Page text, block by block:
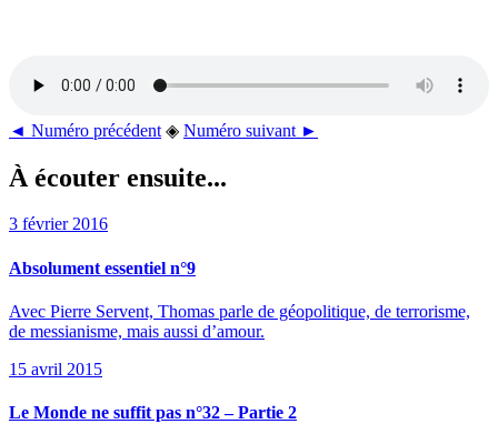
◄ Numéro précédent ◈ Numéro suivant ►
À écouter ensuite...
3 février 2016
Absolument essentiel n°9
Avec Pierre Servent, Thomas parle de géopolitique, de terrorisme,
de messianisme, mais aussi d’amour.
15 avril 2015
Le Monde ne suffit pas n°32 – Partie 2